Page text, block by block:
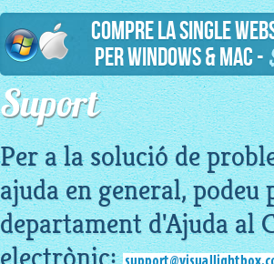
Compre la Single
per Windows & Mac -
Suport
Per a la solució de
ajuda en general,
departament d'Ajuda al